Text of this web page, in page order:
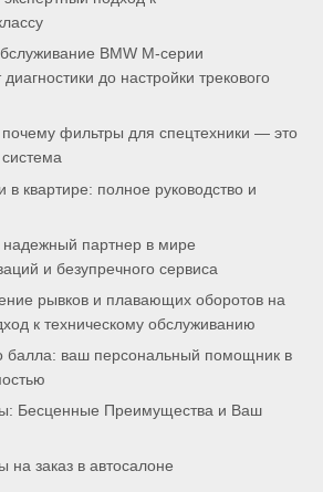
BMW M-серии
до настройки трекового
почему фильтры для спецтехники — это
в квартире: полное руководство и
партнер в мире
и безупречного сервиса
рывков и плавающих оборотов на
к техническому обслуживанию
балла: ваш персональный помощник в
Бесценные Преимущества и Ваш
на заказ в автосалоне